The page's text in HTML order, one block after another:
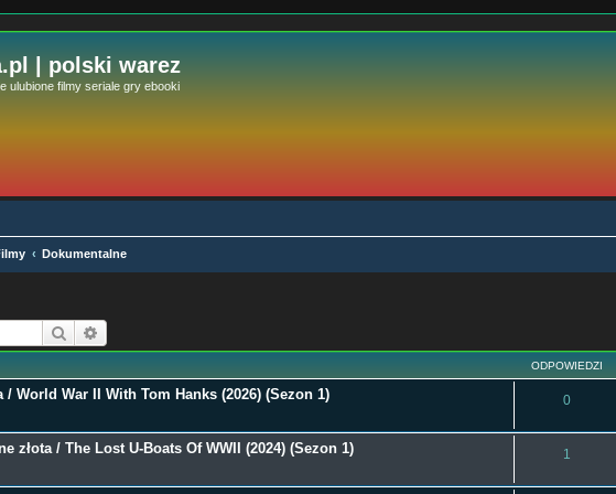
| polski warez
ulubione filmy seriale gry ebooki
Dokumentalne
Szukaj
ODPOWIEDZI
World War II With Tom Hanks (2026) (Sezon 1) 0
złota / The Lost U-Boats Of WWII (2024) (Sezon 1) 1